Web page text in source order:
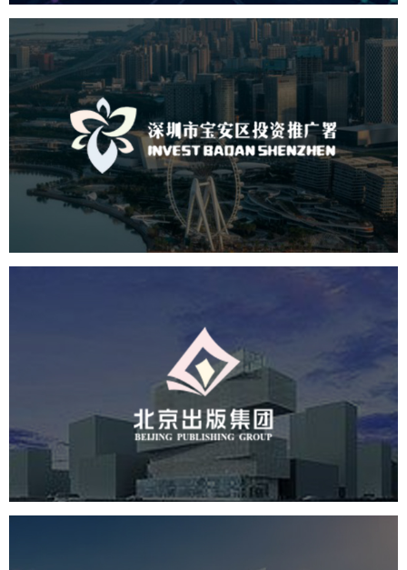
深圳市宝安区投资推广署
机构组织 国企 品牌官网 网站建设 网站设计
北京出版集团
文化艺术 集团官网 品牌官网
集团网站建设
集团网站建设公司
网站建设